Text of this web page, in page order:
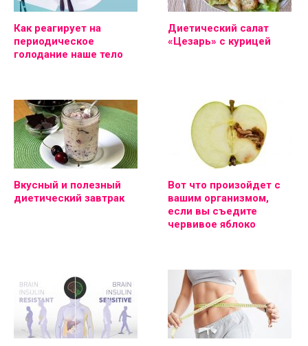
Как реагирует на
периодическое
голодание наше тело
Диетический салат
«Цезарь» с курицей
Вкусный и полезный
диетический завтрак
Вот что произойдет с
вашим организмом,
если вы съедите
червивое яблоко